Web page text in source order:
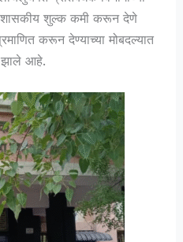
शासकीय शुल्क कमी करून देणे
करून देण्याच्या मोबदल्यात
झाले आहे.